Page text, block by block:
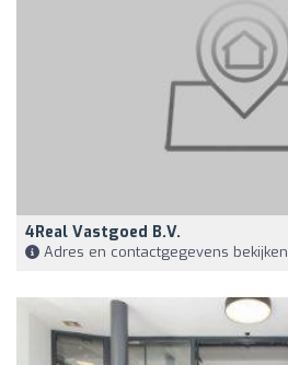
4Real Vastgoed B.V.
Adres en contactgegevens bekijken